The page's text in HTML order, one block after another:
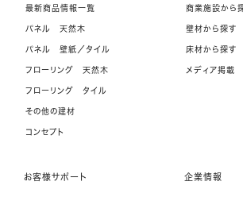
最新商品情報一覧
パネル 天然木
パネル 壁紙／タイル
フローリング 天然木
フローリング タイル
その他の建材
コンセプト
商業施設から
壁材から探す
床材から探す
メディア掲載
お客様サポート 企業情報